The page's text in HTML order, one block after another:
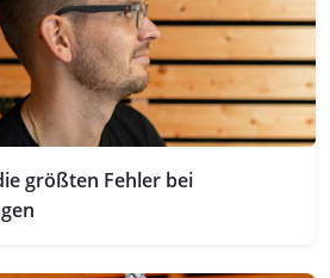
größten Fehler bei